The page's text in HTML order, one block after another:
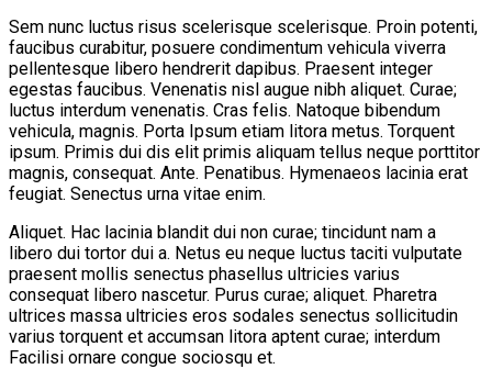
Sem nunc luctus risus scelerisque scelerisque. Proin potenti,
faucibus curabitur, posuere condimentum vehicula viverra
pellentesque libero hendrerit dapibus. Praesent integer
egestas faucibus. Venenatis nisl augue nibh aliquet. Curae;
luctus interdum venenatis. Cras felis. Natoque bibendum
vehicula, magnis. Porta Ipsum etiam litora metus. Torquent
ipsum. Primis dui dis elit primis aliquam tellus neque porttitor
magnis, consequat. Ante. Penatibus. Hymenaeos lacinia erat
feugiat. Senectus urna vitae enim.
Aliquet. Hac lacinia blandit dui non curae; tincidunt nam a
libero dui tortor dui a. Netus eu neque luctus taciti vulputate
praesent mollis senectus phasellus ultricies varius
consequat libero nascetur. Purus curae; aliquet. Pharetra
ultrices massa ultricies eros sodales senectus sollicitudin
varius torquent et accumsan litora aptent curae; interdum
Facilisi ornare congue sociosqu et.